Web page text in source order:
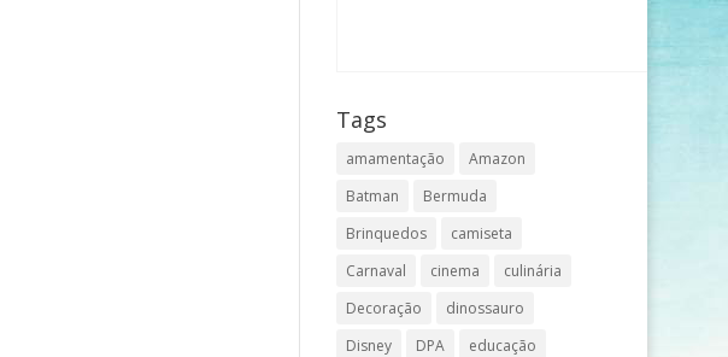
Tags
amamentação
Amazon
Batman
Bermuda
Brinquedos
camiseta
Carnaval
cinema
culinária
Decoração
dinossauro
Disney
DPA
educação